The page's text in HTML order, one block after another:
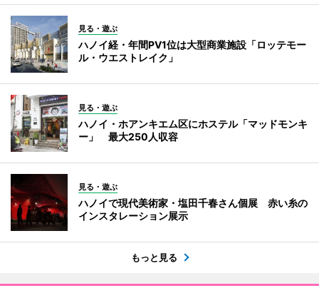
見る・遊ぶ
ハノイ経・年間PV1位は大型商業施設「ロッテモー
ル・ウエストレイク」
見る・遊ぶ
ハノイ・ホアンキエム区にホステル「マッドモンキ
ー」 最大250人収容
見る・遊ぶ
ハノイで現代美術家・塩田千春さん個展 赤い糸の
インスタレーション展示
もっと見る